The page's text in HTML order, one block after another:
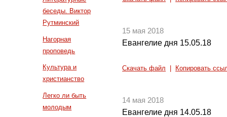
беседы. Виктор
Рутминский
Нагорная
проповедь
Культура и
христианство
Легко ли быть
молодым
15 мая 2018
Евангелие дня 15.05.18
Скачать файл Копировать
14 мая 2018
Евангелие дня 14.05.18